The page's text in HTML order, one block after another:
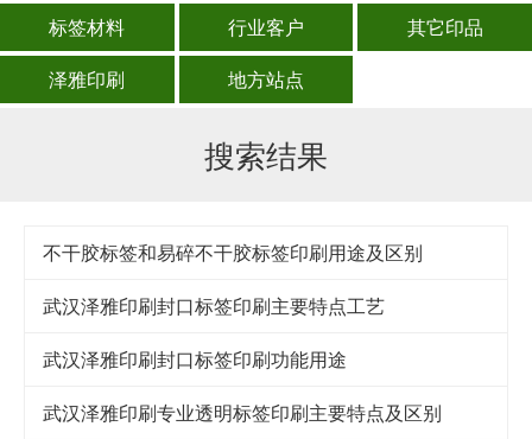
标签材料
行业客户
其它印品
泽雅印刷
地方站点
搜索结果
不干胶标签和易碎不干胶标签印刷用途及区别
武汉泽雅印刷封口标签印刷主要特点工艺
武汉泽雅印刷封口标签印刷功能用途
武汉泽雅印刷专业透明标签印刷主要特点及区别